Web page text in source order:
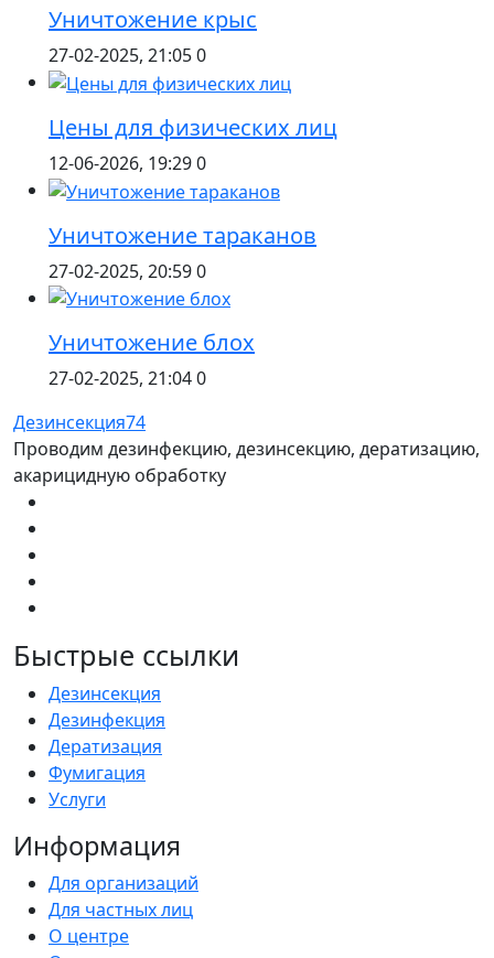
Уничтожение крыс
27-02-2025, 21:050
Цены для физических лиц
12-06-2026, 19:290
Уничтожение тараканов
27-02-2025, 20:590
Уничтожение блох
27-02-2025, 21:040
Дезинсекция74
Проводим дезинфекцию, дезинсекцию, дератизацию,
акарицидную обработку
Быстрые ссылки
Дезинсекция
Дезинфекция
Дератизация
Фумигация
Услуги
Информация
Для организаций
Для частных лиц
О центре